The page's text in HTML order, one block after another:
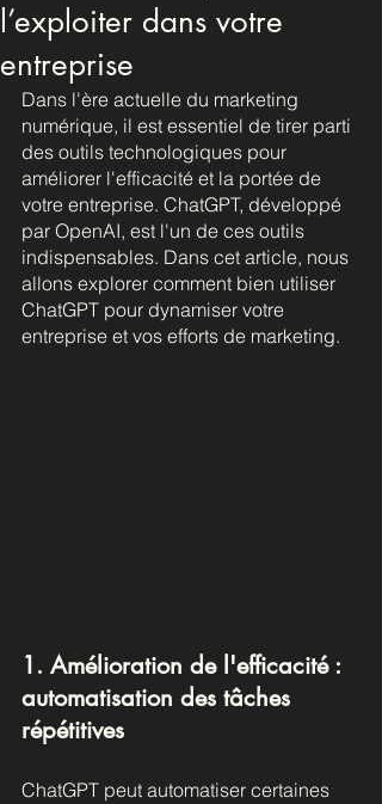
l’exploiter dans votre
entreprise
Dans l'ère actuelle du marketing
numérique, il est essentiel de tirer parti
des outils technologiques pour
améliorer l'efficacité et la portée de
votre entreprise. ChatGPT, développé
par OpenAI, est l'un de ces outils
indispensables. Dans cet article, nous
allons explorer comment bien utiliser
ChatGPT pour dynamiser votre
entreprise et vos efforts de marketing.
1. Amélioration de l'efficacité :
automatisation des tâches
répétitives
ChatGPT peut automatiser certaines